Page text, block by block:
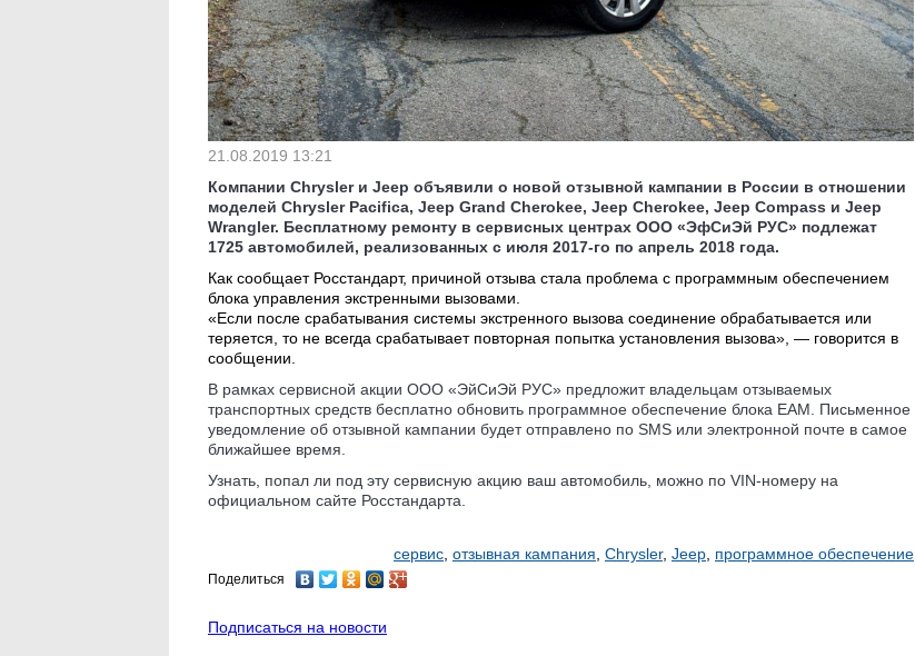
21.08.2019 13:21
Компании Chrysler и Jeep объявили о новой отзывной кампании в России в отношении
моделей Chrysler Pacifica, Jeep Grand Cherokee, Jeep Cherokee, Jeep Compass и Jeep
Wrangler. Бесплатному ремонту в сервисных центрах ООО «ЭфСиЭй РУС» подлежат
1725 автомобилей, реализованных с июля 2017-го по апрель 2018 года.
Как сообщает Росстандарт, причиной отзыва стала проблема с программным обеспечением
блока управления экстренными вызовами.
«Если после срабатывания системы экстренного вызова соединение обрабатывается или
теряется, то не всегда срабатывает повторная попытка установления вызова», — говорится в
сообщении.
В рамках сервисной акции ООО «ЭйСиЭй РУС» предложит владельцам отзываемых
транспортных средств бесплатно обновить программное обеспечение блока EAM. Письменное
уведомление об отзывной кампании будет отправлено по SMS или электронной почте в самое
ближайшее время.
Узнать, попал ли под эту сервисную акцию ваш автомобиль, можно по VIN-номеру на
официальном сайте Росстандарта.
сервис отзывная кампания Chrysler, Jeep программное обеспечение
Поделиться
Подписаться на новости